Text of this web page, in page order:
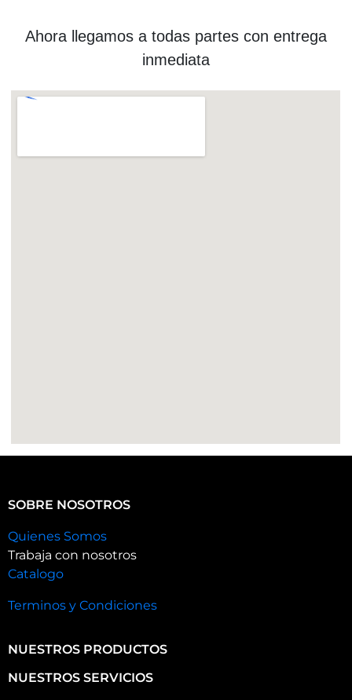
Ahora llegamos a todas partes con entrega
inmediata
SOBRE NOSOTROS
Quienes Somos
Trabaja con nosotros
Catalogo
Terminos y Condiciones
NUESTROS PRODUCTOS
NUESTROS SERVICIOS